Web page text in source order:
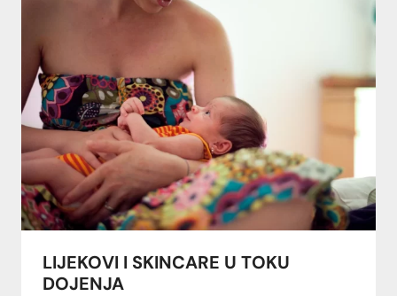
LIJEKOVI I SKINCARE U TOKU
DOJENJA